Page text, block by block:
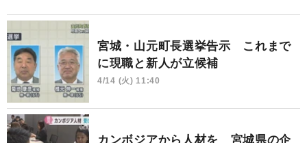
宮城・山元町長選挙告示 これまで
に現職と新人が立候補
4/14 (火) 11:40
カンボジアから人材を 宮城県の企